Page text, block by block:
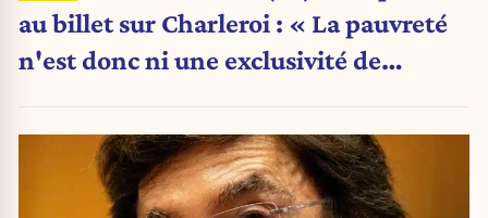
au billet sur Charleroi : « La pauvreté
n'est donc ni une exclusivité de